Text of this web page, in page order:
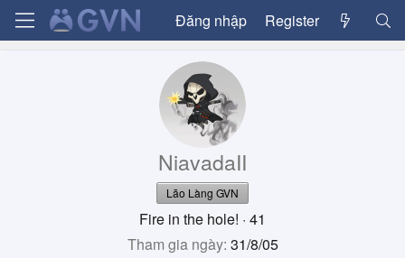
Đăng nhập Register
NiavadaII
Lão Làng GVN
Fire in the hole! · 41
Tham gia ngày 31/8/05